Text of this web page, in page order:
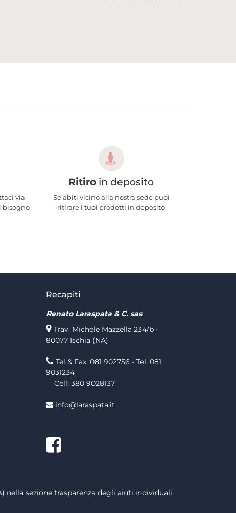
via
bisogno
Ritiro in deposito
Se abiti vicino alla nostra sede puoi
ritirare i tuoi prodotti in deposito
Recapiti
Renato Laraspata & C. sas
Trav. Michele Mazzella 234/b -
80077 Ischia (NA)
Tel & Fax: 081 902756 - Tel: 081
9031234
Cell: 380 9028137
info@laraspata.it
Facebook
sezione trasparenza degli aiuti individuali